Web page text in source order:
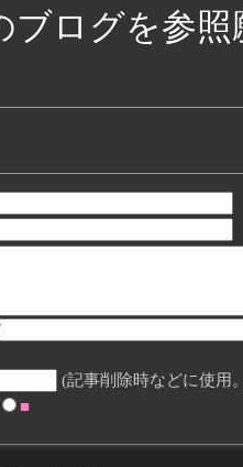
ブログを参
(記事削除時などに使用
■